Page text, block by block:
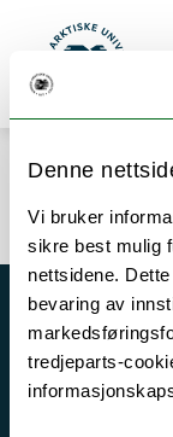
Denne
Vi bruker
sikre best mulig
nettsidene.
bevaring av
tredjeparts-
Gå til hovedinnhold
UiT Norges
Error rendering
Akutt hjelp
Si ifra!